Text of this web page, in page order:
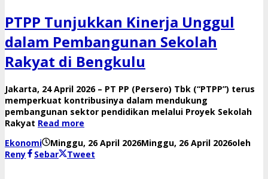
PTPP Tunjukkan Kinerja Unggul
dalam Pembangunan Sekolah
Rakyat di Bengkulu
Jakarta, 24 April 2026 – PT PP (Persero) Tbk (“PTPP”) terus
memperkuat kontribusinya dalam mendukung
pembangunan sektor pendidikan melalui Proyek Sekolah
Rakyat Read more
Ekonomi
Minggu, 26 April 2026Minggu, 26 April 2026oleh
Reny
Sebar Tweet